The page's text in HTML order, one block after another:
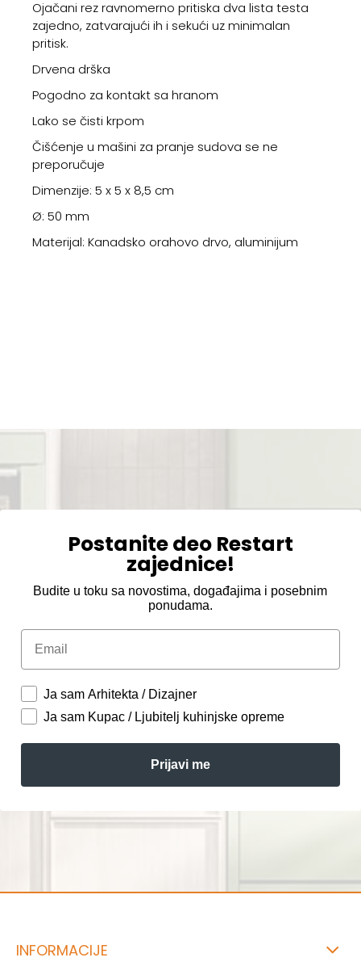
Ojačani rez ravnomerno pritiska dva lista testa
zajedno, zatvarajući ih i sekući uz minimalan
pritisk.
Drvena drška
Pogodno za kontakt sa hranom
Lako se čisti krpom
Čišćenje u mašini za pranje sudova se ne
preporučuje
Dimenzije: 5 x 5 x 8,5 cm
Ø: 50 mm
Materijal: Kanadsko orahovo drvo, aluminijum
Postanite deo Restart
zajednice!
Budite u toku sa novostima, događajima i posebnim
ponudama.
Email
Ja sam Arhitekta / Dizajner
Ja sam Kupac / Ljubitelj kuhinjske opreme
Prijavi me
INFORMACIJE